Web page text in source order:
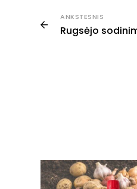
ANKSTESNIS
Rugsėjo